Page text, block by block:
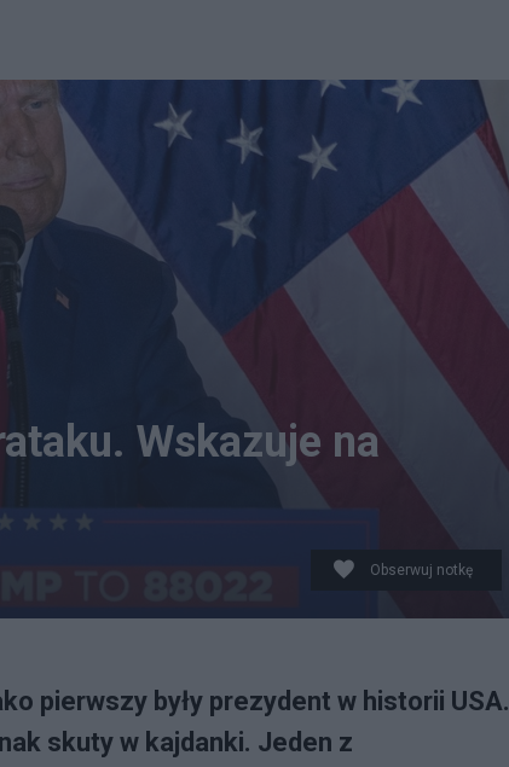
Wskazuje na
Obserwuj notkę
pierwszy były prezydent w historii USA.
skuty w kajdanki. Jeden z